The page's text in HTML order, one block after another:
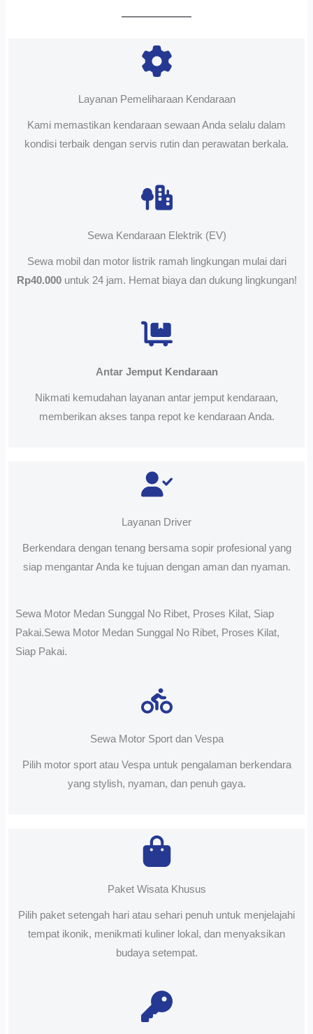
Layanan Pemeliharaan Kendaraan
Kami memastikan kendaraan sewaan Anda selalu dalam
kondisi terbaik dengan servis rutin dan perawatan berkala.
Sewa Kendaraan Elektrik (EV)
Sewa mobil dan motor listrik ramah lingkungan mulai dari
Rp40.000untuk 24 jam. Hemat biaya dan dukung lingkungan!
Antar Jemput Kendaraan
Nikmati kemudahan layanan antar jemput kendaraan,
memberikan akses tanpa repot ke kendaraan Anda.
Layanan Driver
Berkendara dengan tenang bersama sopir profesional yang
siap mengantar Anda ke tujuan dengan aman dan nyaman.
Sewa Motor Medan Sunggal No Ribet, Proses Kilat, Siap
Pakai.Sewa Motor Medan Sunggal No Ribet, Proses Kilat,
Siap Pakai.
Sewa Motor Sport dan Vespa
Pilih motor sport atau Vespa untuk pengalaman berkendara
yang stylish, nyaman, dan penuh gaya.
Paket Wisata Khusus
Pilih paket setengah hari atau sehari penuh untuk menjelajahi
tempat ikonik, menikmati kuliner lokal, dan menyaksikan
budaya setempat.